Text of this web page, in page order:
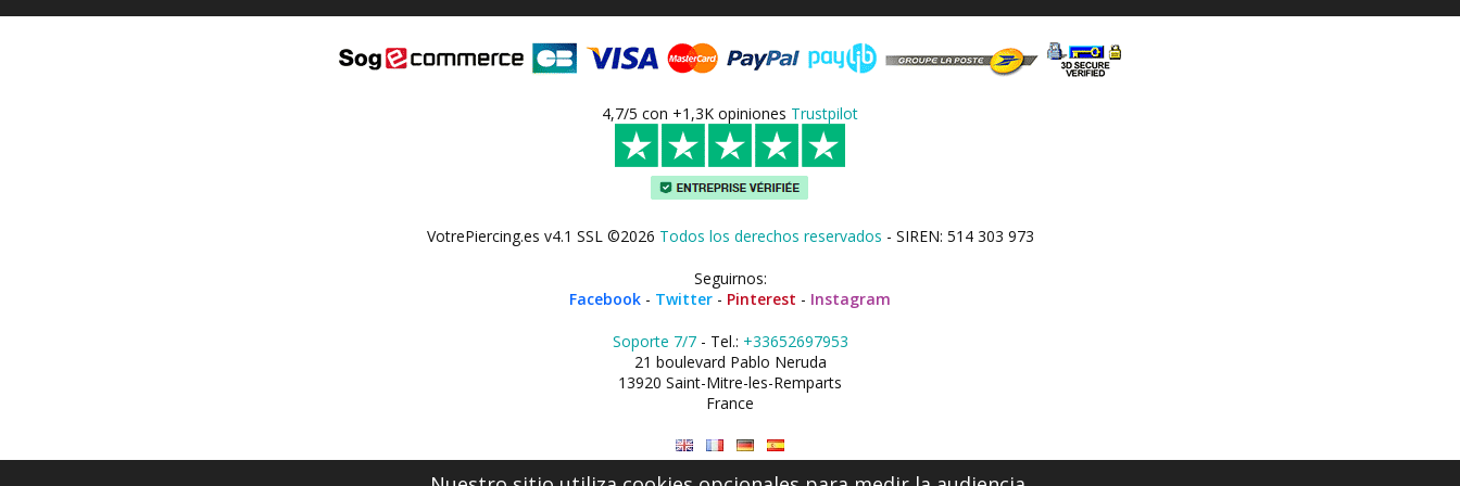
4,7/5 con +1,3K opiniones Trustpilot
VotrePiercing.es v4.1 SSL ©2026 Todos los derechos reservados - SIREN: 514 303 973
Seguirnos:
Facebook - Twitter - Pinterest - Instagram
Soporte 7/7- Tel.: +33652697953
21 boulevard Pablo Neruda
13920 Saint-Mitre-les-Remparts
France